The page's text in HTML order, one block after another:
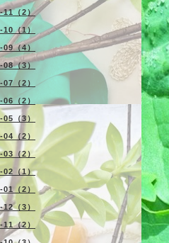
11（2）
（1）
（4）
08（3）
（2）
（2）
（3）
（2）
03（2）
02（1）
（2）
（3）
（2）